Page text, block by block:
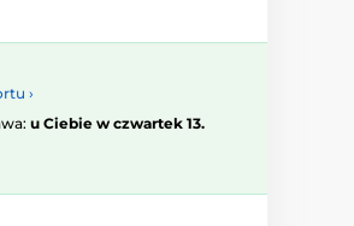
›
u Ciebie w czwartek 13.